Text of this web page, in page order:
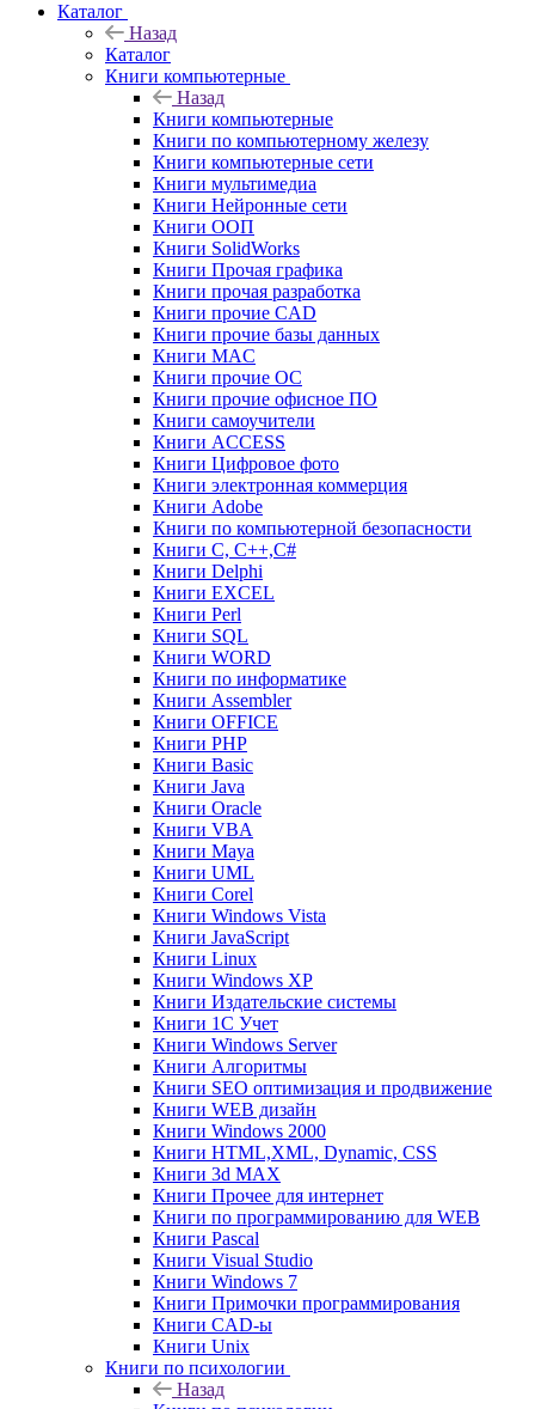
Каталог
Назад
Каталог
Книги компьютерные
Назад
Книги компьютерные
Книги по компьютерному железу
Книги компьютерные сети
Книги мультимедиа
Книги Нейронные сети
Книги ООП
Книги SolidWorks
Книги Прочая графика
Книги прочая разработка
Книги прочие CAD
Книги прочие базы данных
Книги MAC
Книги прочие ОС
Книги прочие офисное ПО
Книги самоучители
Книги ACCESS
Книги Цифровое фото
Книги электронная коммерция
Книги Adobe
Книги по компьютерной безопасности
Книги C, C++,С#
Книги Delphi
Книги EXCEL
Книги Perl
Книги SQL
Книги WORD
Книги по информатике
Книги Assembler
Книги OFFICE
Книги PHP
Книги Basic
Книги Java
Книги Oracle
Книги VBA
Книги Maya
Книги UML
Книги Corel
Книги Windows Vista
Книги JavaScript
Книги Linux
Книги Windows XP
Книги Издательские системы
Книги 1C Учет
Книги Windows Server
Книги Алгоритмы
Книги SEO оптимизация и продвижение
Книги WEB дизайн
Книги Windows 2000
Книги HTML,XML, Dynamic, CSS
Книги 3d MAX
Книги Прочее для интернет
Книги по программированию для WEB
Книги Pascal
Книги Visual Studio
Книги Windows 7
Книги Примочки программирования
Книги CAD-ы
Книги Unix
Книги по психологии
Назад